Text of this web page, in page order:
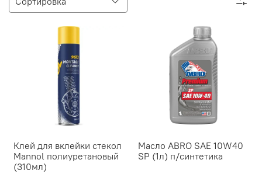
Клей для вклейки стекол
Mannol полиуретановый
(310мл)
Масло ABRO SAE 10W40
SP (1л) п/синтетика